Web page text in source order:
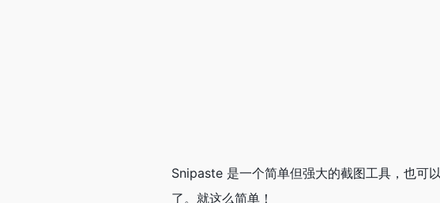
Snipaste 是一个简单但强大的截图工具，也可
了。就这么简单！